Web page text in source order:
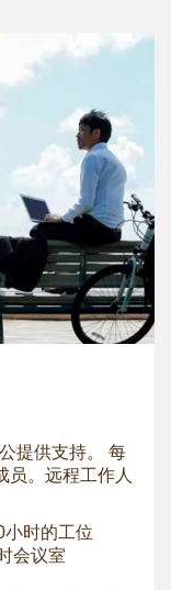
提供支持。 每
员。远程工作人
时的工位
会议室